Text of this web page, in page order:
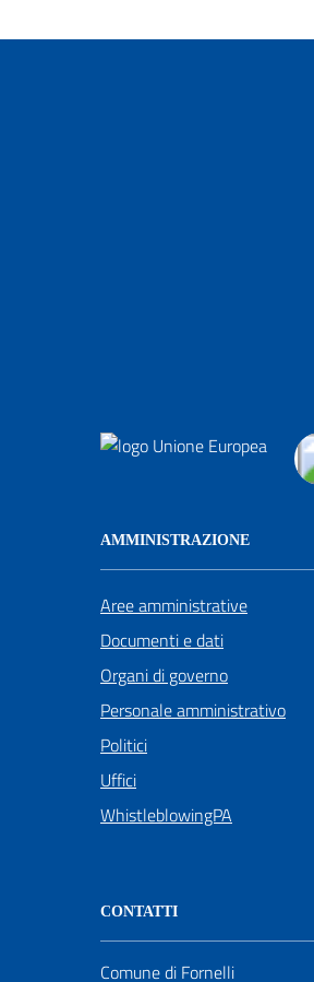
AMMINISTRAZIONE
Aree amministrative
Documenti e dati
Organi di governo
Personale amministrativo
Politici
Uffici
WhistleblowingPA
CONTATTI
Comune di Fornelli